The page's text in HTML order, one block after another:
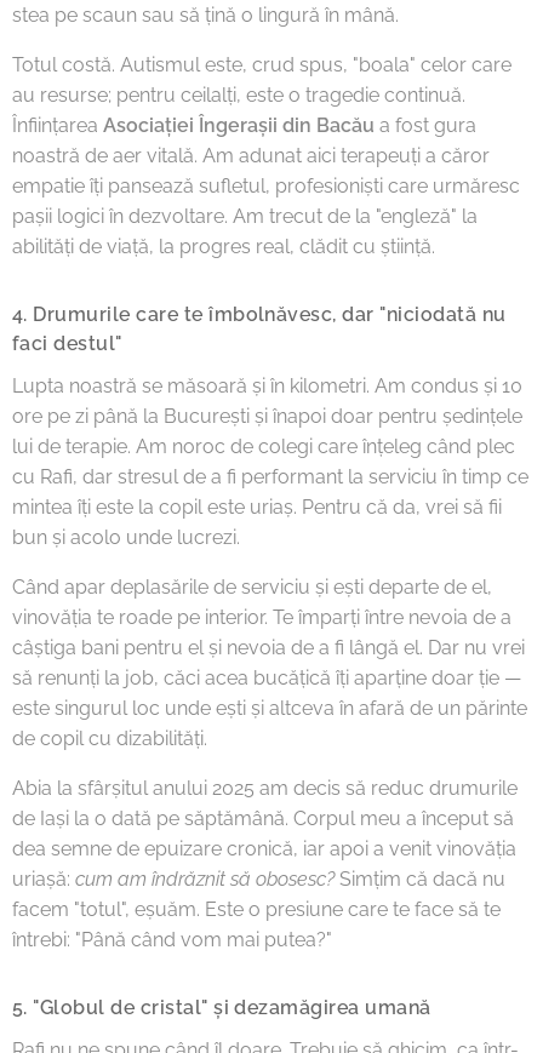
stea pe scaun sau să țină o lingură în mână.
Totul costă. Autismul este, crud spus, "boala" celor care
au resurse; pentru ceilalți, este o tragedie continuă.
Înființarea Asociației Îngerașii din Bacău a fost gura
noastră de aer vitală. Am adunat aici terapeuți a căror
empatie îți pansează sufletul, profesioniști care urmăresc
pașii logici în dezvoltare. Am trecut de la "engleză" la
abilități de viață, la progres real, clădit cu știință.
4. Drumurile care te îmbolnăvesc, dar "niciodată nu
faci destul"
Lupta noastră se măsoară și în kilometri. Am condus și 10
ore pe zi până la București și înapoi doar pentru ședințele
lui de terapie. Am noroc de colegi care înțeleg când plec
cu Rafi, dar stresul de a fi performant la serviciu în timp ce
mintea îți este la copil este uriaș. Pentru că da, vrei să fii
bun și acolo unde lucrezi.
Când apar deplasările de serviciu și ești departe de el,
vinovăția te roade pe interior. Te împarți între nevoia de a
câștiga bani pentru el și nevoia de a fi lângă el. Dar nu vrei
să renunți la job, căci acea bucățică îți aparține doar ție —
este singurul loc unde ești și altceva în afară de un părinte
de copil cu dizabilități.
Abia la sfârșitul anului 2025 am decis să reduc drumurile
de Iași la o dată pe săptămână. Corpul meu a început să
dea semne de epuizare cronică, iar apoi a venit vinovăția
uriașă: cum am îndrăznit să obosesc?Simțim că dacă nu
facem "totul", eșuăm. Este o presiune care te face să te
întrebi: "Până când vom mai putea?"
5. "Globul de cristal" și dezamăgirea umană